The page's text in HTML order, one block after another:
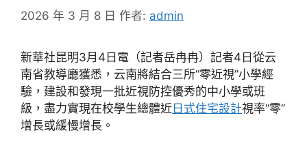
2026 年 3 月 8 日 作者: admin
新華社昆明3月4日電（記者岳冉冉）記者4日從云
南省教導廳獲悉，云南將結合三所“零近視”小學經
驗，建設和發現一批近視防控優秀的中小學或班
級，盡力實現在校學生總體近日式住宅設計視率“零”
增長或緩慢增長。